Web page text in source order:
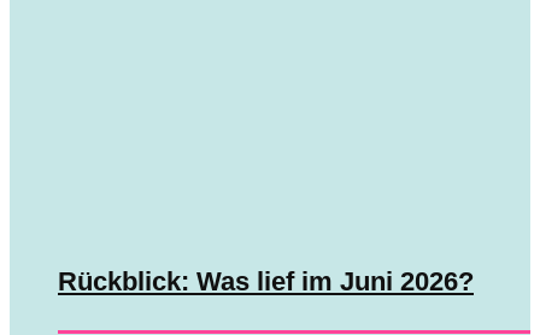
Rückblick: Was lief im Juni 2026?